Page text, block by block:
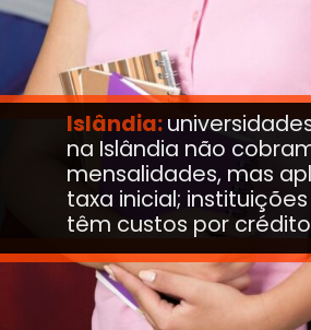
Islândia:
na Islândia não
mensalidades, mas
taxa inicial;
têm custos por